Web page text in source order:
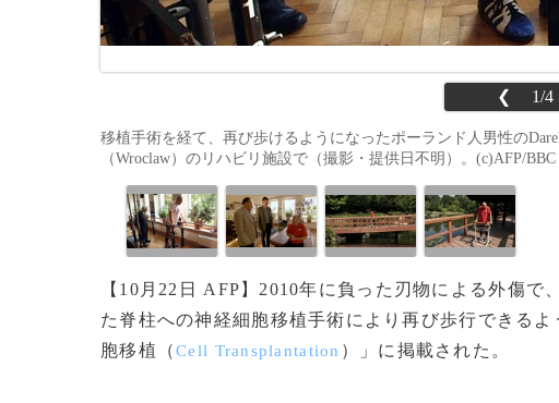
❮ 1/4
移植手術を経て、再び歩けるようになったポーランド人男性の
（Wroclaw）のリハビリ施設で（撮影・提供日不明）。(c)AFP/
【10月22日 AFP】2010年に負った刃物による外傷
た脊柱への神経細胞移植手術により再び歩行できる
胞移植（Cell Transplantation ）」に掲載された。